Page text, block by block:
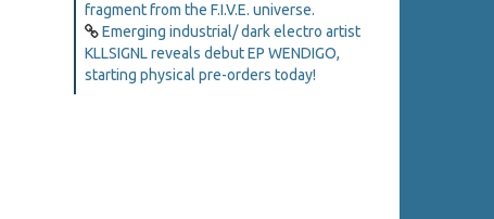
fragment from the F.I.V.E. universe.
Emerging industrial/ dark electro artist
KLLSIGNL reveals debut EP WENDIGO,
starting physical pre-orders today!